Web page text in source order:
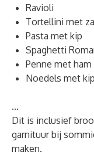
Ravioli
Tortellini met
Pasta met kip
Spaghetti
Penne met
Noedels met
...
Dit is inclusief
garnituur bij
maken.